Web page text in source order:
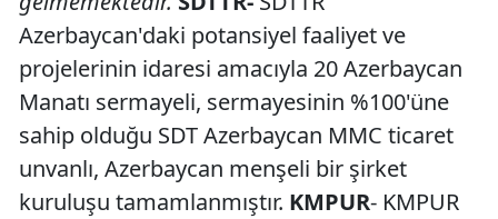
Azerbaycan'daki potansiyel faaliyet ve
projelerinin idaresi amacıyla 20 Azerbaycan
Manatı sermayeli, sermayesinin %100'üne
sahip olduğu SDT Azerbaycan MMC ticaret
unvanlı, Azerbaycan menşeli bir şirket
kuruluşu tamamlanmıştır. KMPUR- KMPUR